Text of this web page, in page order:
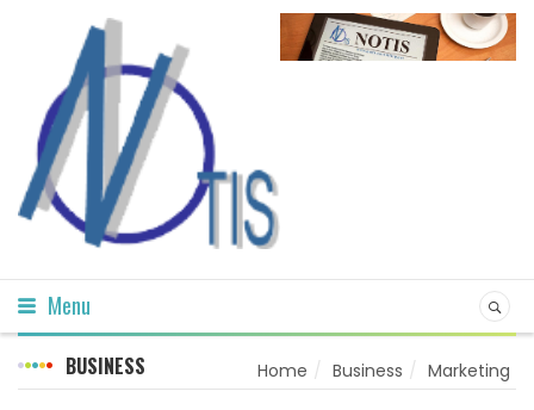
Menu
BUSINESS Home Business Marketing